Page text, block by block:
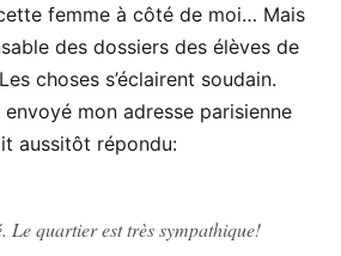
femme à côté de moi… Mais
des dossiers des élèves de
choses s’éclairent soudain.
mon adresse parisienne
aussitôt répondu:
Le quartier est très sympathique!